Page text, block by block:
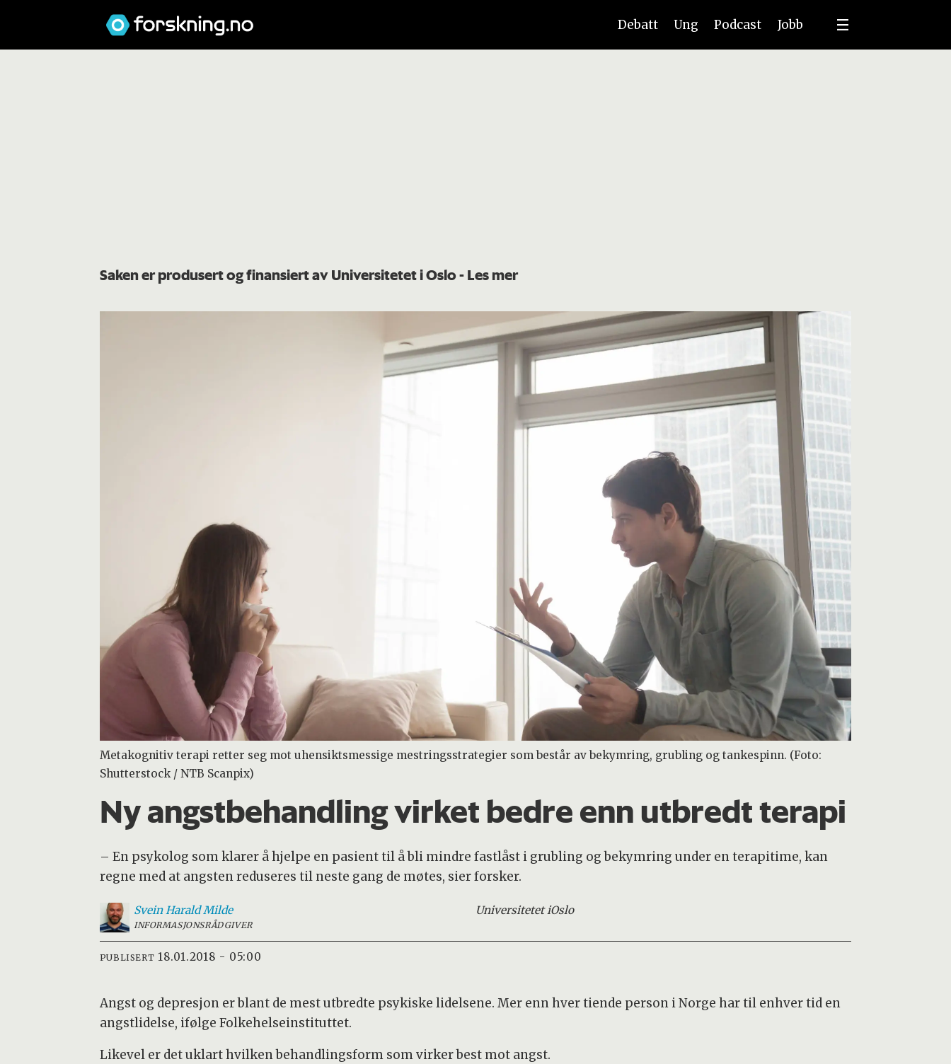
Debatt Ung Podcast Jobb
Saken er produsert og finansiert av Universitetet i Oslo- Les mer
Metakognitiv terapi retter seg mot uhensiktsmessige mestringsstrategier som består av bekymring, grubling og tankespinn. (Foto:
Shutterstock / NTB Scanpix)
Ny angstbehandling virket bedre enn utbredt terapi
– En psykolog som klarer å hjelpe en pasient til å bli mindre fastlåst i grubling og bekymring under en terapitime, kan
regne med at angsten reduseres til neste gang de møtes, sier forsker.
Svein Harald Milde
INFORMASJONSRÅDGIVER
Universitetet iOslo
PUBLISERT 18.01.2018 - 05:00
Angst og depresjon er blant de mest utbredte psykiske lidelsene. Mer enn hver tiende person i Norge har til enhver tid en
angstlidelse, ifølge Folkehelseinstituttet.
Likevel er det uklart hvilken behandlingsform som virker best mot angst.